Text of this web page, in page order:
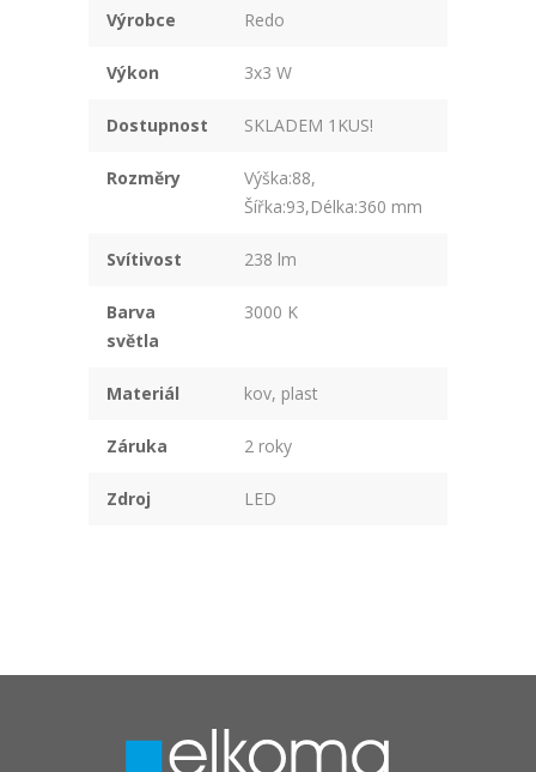
Výrobce Redo
Výkon 3x3 W
Dostupnost SKLADEM 1KUS!
Rozměry
Výška:88,
Šířka:93,Délka:360 mm
Svítivost 238 lm
Barva
světla
3000 K
Materiál kov, plast
Záruka 2 roky
Zdroj LED